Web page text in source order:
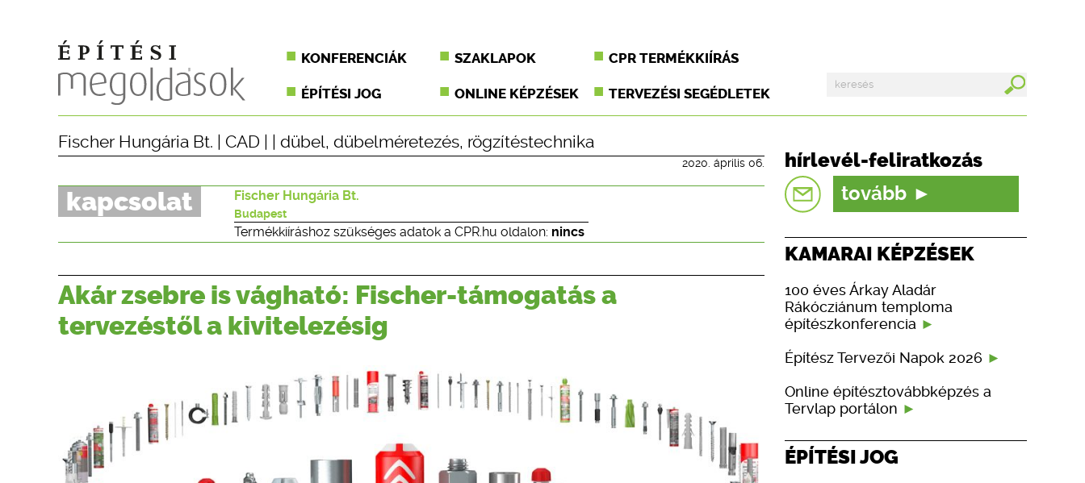
KONFERENCIÁK SZAKLAPOK CPR TERMÉKKIÍRÁS
ÉPÍTÉSI JOG ONLINE KÉPZÉSEK TERVEZÉSI SEGÉDLETEK
Fischer Hungária Bt. CAD dübel, dübelméretezés, rögzítéstechnika
2020. április 06.
kapcsolat Fischer Hungária Bt.
Budapest
Termékkiíráshoz szükséges adatok a CPR.hu oldalon: nincs
Akár zsebre is vágható: Fischer-támogatás a
tervezéstől a kivitelezésig
hírlevél-feliratkozás
tovább
KAMARAI KÉPZÉSEK
100 éves Árkay Aladár
Rákócziánum temploma
építészkonferencia
Építész Tervezői Napok 2026
Online építésztovábbképzés a
Tervlap portálon
ÉPÍTÉSI JOG